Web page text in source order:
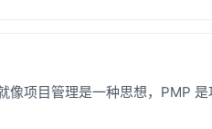
项目管理是一种思想，PMP 是